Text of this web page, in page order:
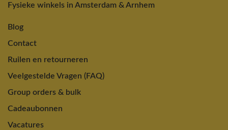
Fysieke winkels in Amsterdam & Arnhem
Blog
Contact
Ruilen en retourneren
Veelgestelde Vragen (FAQ)
Group orders & bulk
Cadeaubonnen
Vacatures